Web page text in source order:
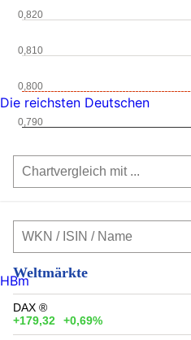
0,790
0,800
0,810
0,820
Weltmärkte
DAX ®
+179,32
+0,69%
Die reichsten Deutschen
HBm